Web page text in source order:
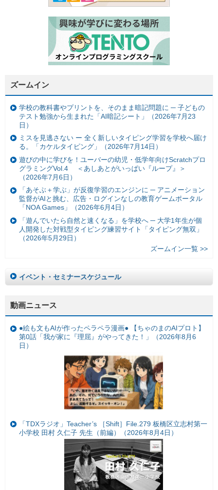
ズームイン
学校の教科書やプリントを、そのまま暗記問題に ─ 子どもの
テスト勉強から生まれた「AI暗記シート」（2026年7月23
日）
ミスを見逃さない ー 全く新しいタイピング学習を学校へ届け
る。「カケルタイピング」（2026年7月14日）
遊びの中に学びを！ユーバーの幼児・低学年向けScratchプロ
グラミングVol.4 ＜あしあとがいっぱい『ループ』＞
（2026年7月6日）
「あそぶ＋学ぶ」が反復学習のエンジンに ─ アニメーション
監督がAIと挑む、広告・ログインなしの教育ゲームポータル
「NOA Games」（2026年6月4日）
「遊んでいたら自然と速くなる」を学校へ ─ 大学1年生が個
人開発した対戦型タイピング練習サイト「タイピング無双」
（2026年5月29日）
ズームイン一覧 >>
イベント・セミナースケジュール
動画ニュース
●絵も文もAIが作ったペラペラ漫画● 【ちゃのまのAIプロト】
第0話「我が家に『理屈』がやってきた！」（2026年8月6
日）
「TDXラジオ」Teacher’s ［Shift］File.279 板橋区立志村第一
小学校 田村 久仁子 先生（前編）（2026年8月4日）